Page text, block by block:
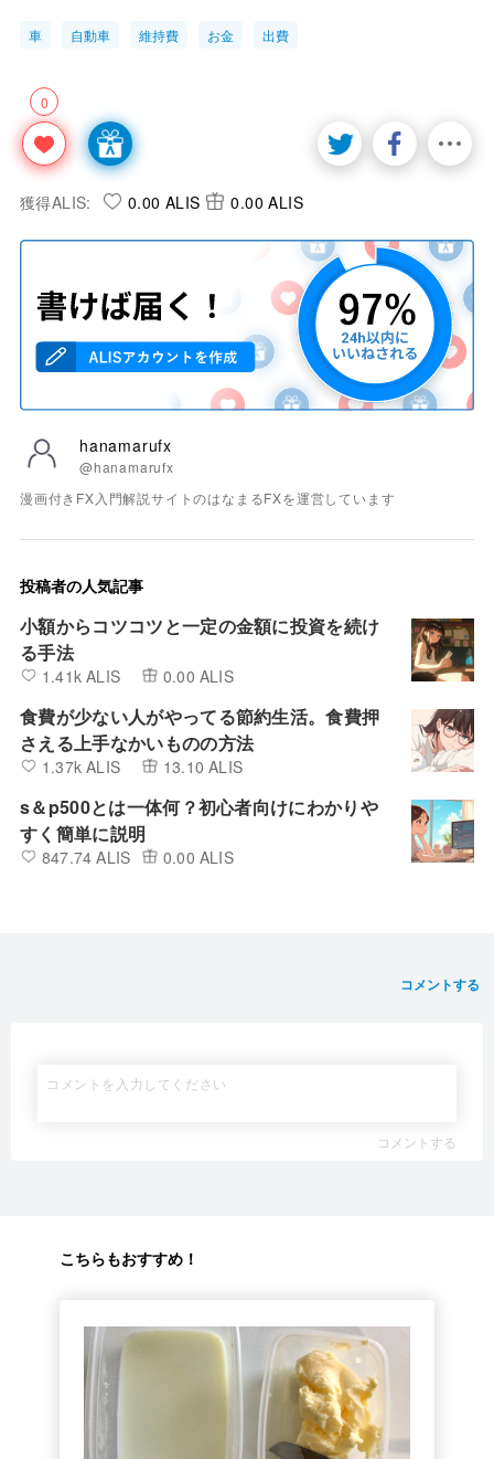
車 自動車 維持費 お金 出費
0
獲得ALIS: 0.00 ALIS 0.00 ALIS
hanamarufx
@hanamarufx
漫画付きFX入門解説サイトのはなまるFXを運営しています
投稿者の人気記事
小額からコツコツと一定の金額に投資を続け
る手法
1.41k ALIS 0.00 ALIS
食費が少ない人がやってる節約生活。食費押
さえる上手なかいものの方法
1.37k ALIS 13.10 ALIS
s＆p500とは一体何？初心者向けにわかりや
すく簡単に説明
847.74 ALIS 0.00 ALIS
コメントする
コメントする
こちらもおすすめ！